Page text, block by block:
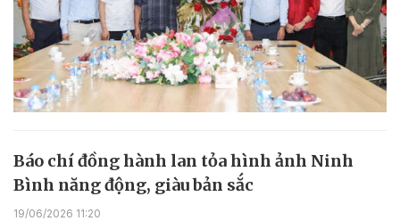
Báo chí đồng hành lan tỏa hình ảnh Ninh
Bình năng động, giàu bản sắc
19/06/2026 11:20